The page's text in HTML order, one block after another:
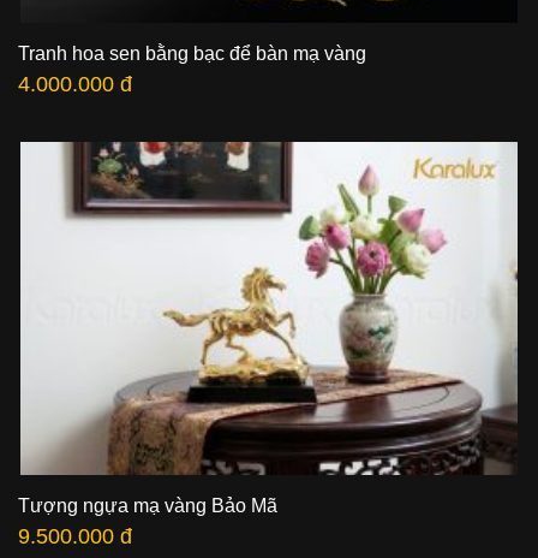
Tranh hoa sen bằng bạc để bàn mạ vàng
4.000.000 đ
Tượng ngựa mạ vàng Bảo Mã
9.500.000 đ